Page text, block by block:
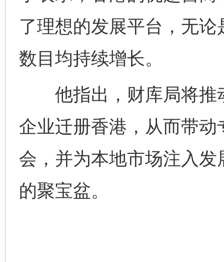
了理想的发展平台，无
数目均持续增长。
他指出，财库局将推
企业迁册香港，从而带
会，并为本地市场注入
的聚宝盆。
网上购药对药下症？